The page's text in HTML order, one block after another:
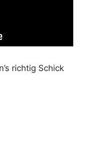
richtig Schick